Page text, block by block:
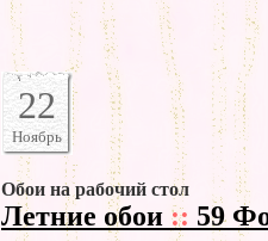
22
Ноябрь
Обои на рабочий стол
Летние обои :: 59